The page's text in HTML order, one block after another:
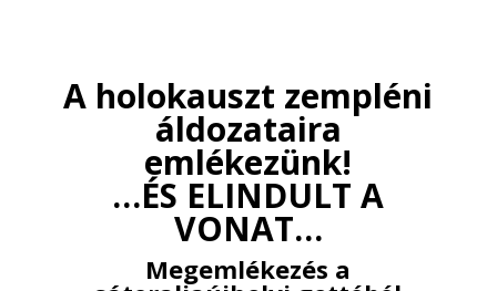
A holokauszt zempléni
áldozataira
emlékezünk!
…ÉS ELINDULT A
VONAT…
Megemlékezés a